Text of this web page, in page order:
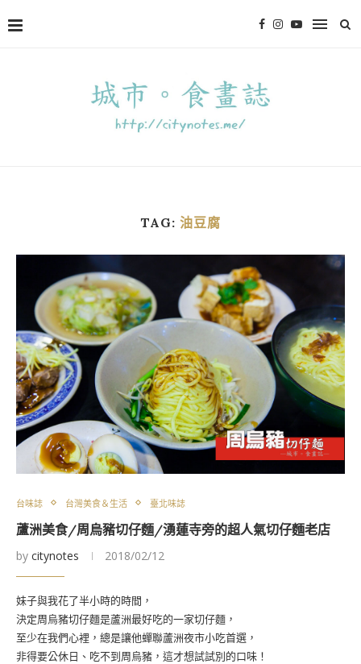
TAG: 油豆腐
台味誌 台灣美食＆生活 臺北味誌
蘆洲美食/周烏豬切仔麵/湧蓮寺旁的超人氣切仔麵老店
by citynotes 2018/02/12
妹子與我花了半小時的時間，
決定周烏豬切仔麵是蘆洲最好吃的一家切仔麵，
至少在我們心裡，總是讓他蟬聯蘆洲夜市小吃首選，
非得要公休日、吃不到周烏豬，這才想試試別的口味！